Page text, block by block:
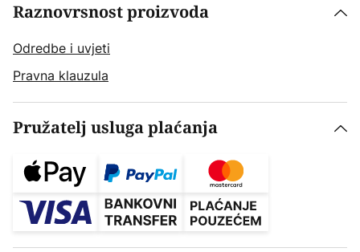
Raznovrsnost proizvoda
Odredbe i uvjeti
Pravna klauzula
Pružatelj usluga plaćanja